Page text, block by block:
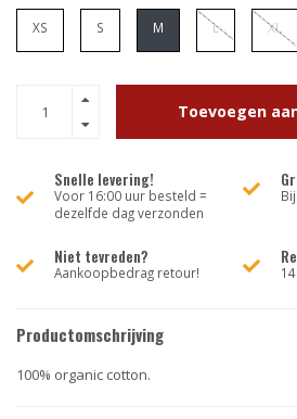
XS S M L XL
Toevoegen
Snelle levering!
Voor 16:00 uur besteld =
dezelfde dag verzonden
Niet tevreden?
Aankoopbedrag retour!
Productomschrijving
100% organic cotton.